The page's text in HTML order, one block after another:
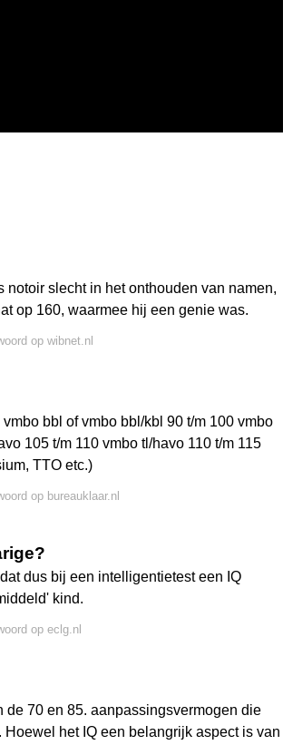
slecht in het onthouden van namen,
op 160, waarmee hij een genie was.
op wibnet.nl
bbl of vmbo bbl/kbl 90 t/m 100 vmbo
105 t/m 110 vmbo tl/havo 110 t/m 115
TTO etc.)
op bureauklaar.nl
dus bij een intelligentietest een IQ
kind.
op eclg.nl
de 70 en 85. aanpassingsvermogen die
het IQ een belangrijk aspect is van